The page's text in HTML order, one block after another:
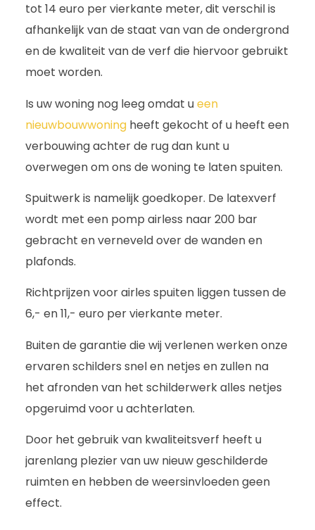
tot 14 euro per vierkante meter, dit verschil is
afhankelijk van de staat van van de ondergrond
en de kwaliteit van de verf die hiervoor gebruikt
moet worden.
Is uw woning nog leeg omdat ueen
nieuwbouwwoning heeft gekocht of u heeft een
verbouwing achter de rug dan kunt u
overwegen om ons de woning te laten spuiten.
Spuitwerk is namelijk goedkoper. De latexverf
wordt met een pomp airless naar 200 bar
gebracht en verneveld over de wanden en
plafonds.
Richtprijzen voor airles spuiten liggen tussen de
6,- en 11,- euro per vierkante meter.
Buiten de garantie die wij verlenen werken onze
ervaren schilders snel en netjes en zullen na
het afronden van het schilderwerk alles netjes
opgeruimd voor u achterlaten.
Door het gebruik van kwaliteitsverf heeft u
jarenlang plezier van uw nieuw geschilderde
ruimten en hebben de weersinvloeden geen
effect.